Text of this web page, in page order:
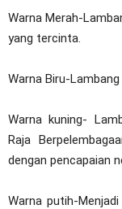
Warna Merah-
yang tercinta.
Warna Biru-
Warna kuning-
Raja
dengan pencapaian
Warna putih-